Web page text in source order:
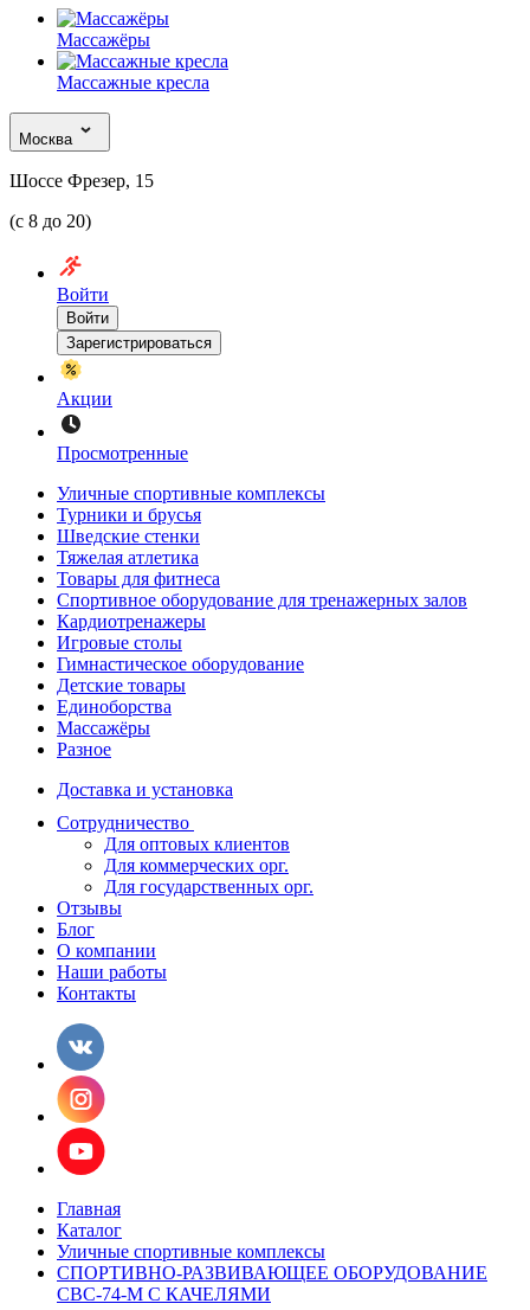
Массажёры
Массажные кресла
Москва
Шоссе Фрезер, 15
(с 8 до 20)
Войти
Войти
Зарегистрироваться
Акции
Просмотренные
Уличные спортивные комплексы
Турники и брусья
Шведские стенки
Тяжелая атлетика
Товары для фитнеса
Спортивное оборудование для тренажерных залов
Кардиотренажеры
Игровые столы
Гимнастическое оборудование
Детские товары
Единоборства
Массажёры
Разное
Доставка и установка
Сотрудничество
Для оптовых клиентов
Для коммерческих орг.
Для государственных орг.
Отзывы
Блог
О компании
Наши работы
Контакты
Главная
Каталог
Уличные спортивные комплексы
СПОРТИВНО-РАЗВИВАЮЩЕЕ ОБОРУДОВАНИЕ
СВС-74-М С КАЧЕЛЯМИ